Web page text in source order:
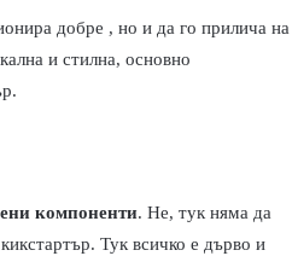
добре , но и да го прилича на
и стилна, основно
компоненти. Не, тук няма да
Тук всичко е дърво и